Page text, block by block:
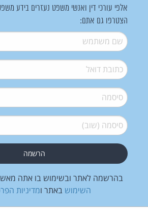
אלפי עורכי דין ואנשי משפט נעזרים בידע
הצטרפו גם אתם:
שם משתמש*
דואל*
סיסמה*
סיסמה (שוב)*
בהרשמה לאתר ובשימוש בו אתה
השימוש באתר ומדיניות